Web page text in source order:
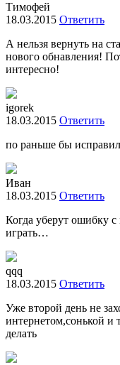
Тимофей
18.03.2015 Ответить
А нельзя вернуть на
нового обнавления!
интересно!
igorek
18.03.2015 Ответить
по раньше бы
Иван
18.03.2015 Ответить
Когда уберут ошибку
играть…
qqq
18.03.2015 Ответить
Уже второй день не
интернетом,сонькой и
делать